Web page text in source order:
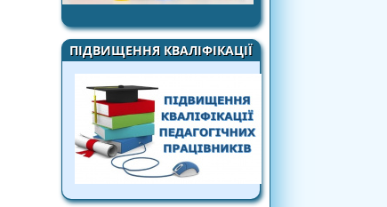
ПІДВИЩЕННЯ КВАЛІФІКАЦІЇ